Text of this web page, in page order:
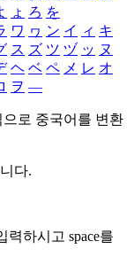
ょ ろ を
ワ ヮ ン イ ィ キ
ス ズ ツ ヅ ッ ヌ
ヘ ベ ペ メ レ オ
ヲ ―
로 중국어를 변환
다.
력하시고 space를